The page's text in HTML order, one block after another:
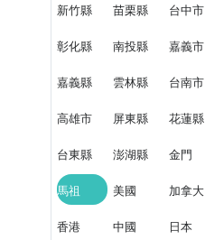
新竹縣 苗栗縣 台中市
彰化縣 南投縣 嘉義市
嘉義縣 雲林縣 台南市
高雄市 屏東縣 花蓮縣
台東縣 澎湖縣 金門
馬祖 美國 加拿大
香港 中國 日本